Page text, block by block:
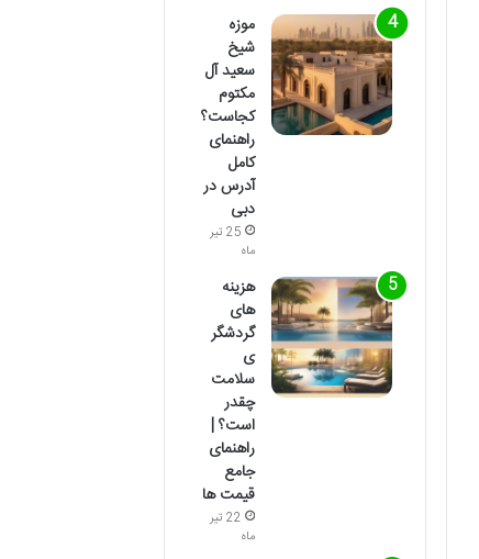
موزه
شیخ
سعید آل
مکتوم
کجاست؟
راهنمای
کامل
آدرس در
دبی
25 تیر
ماه
هزینه
های
گردشگر
ی
سلامت
چقدر
است؟ |
راهنمای
جامع
قیمت ها
22 تیر
ماه